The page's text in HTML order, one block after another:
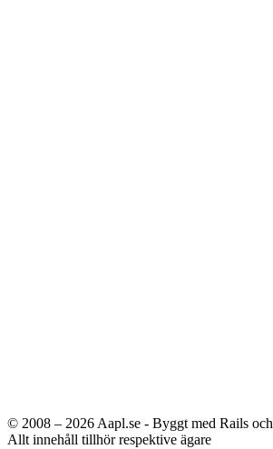
© 2008 – 2026 Aapl.se - Byggt med Rails
Allt innehåll tillhör respektive ägare